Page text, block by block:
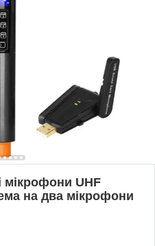
мікрофони UHF
на два мікрофони